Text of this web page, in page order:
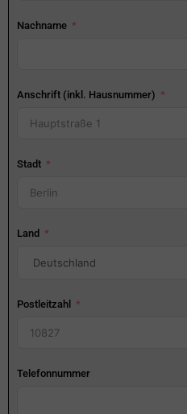
Nachname
Anschrift (inkl. Hausnummer)
Stadt
Land
Postleitzahl
Telefonnummer